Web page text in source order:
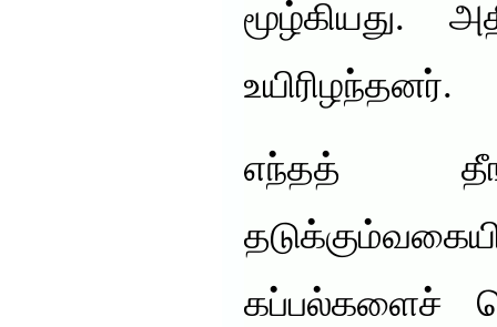
மூழ்கியது.
உயிரிழந்தனர்.
எந்தத்
கப்பல்களைச்